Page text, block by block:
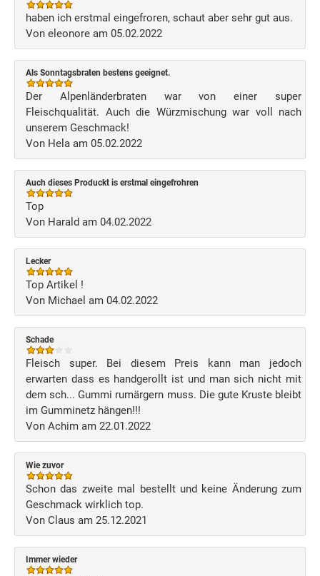
haben ich erstmal eingefroren, schaut aber sehr gut aus.
Von eleonore am 05.02.2022
Als Sonntagsbraten bestens geeignet.
Der Alpenländerbraten war von einer super
Fleischqualität. Auch die Würzmischung war voll nach
unserem Geschmack!
Von Hela am 05.02.2022
Auch dieses Produckt is erstmal eingefrohren
Top
Von Harald am 04.02.2022
Lecker
Top Artikel !
Von Michael am 04.02.2022
Schade
Fleisch super. Bei diesem Preis kann man jedoch
erwarten dass es handgerollt ist und man sich nicht mit
dem sch... Gummi rumärgern muss. Die gute Kruste bleibt
im Gumminetz hängen!!!
Von Achim am 22.01.2022
Wie zuvor
Schon das zweite mal bestellt und keine Änderung zum
Geschmack wirklich top.
Von Claus am 25.12.2021
Immer wieder